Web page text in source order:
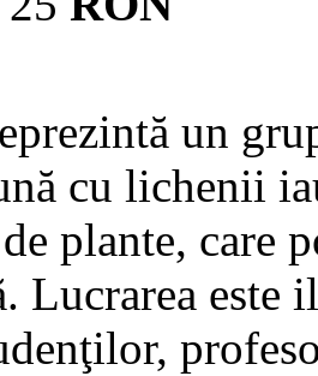
un
cu lichenii
plante, care
Lucrarea este